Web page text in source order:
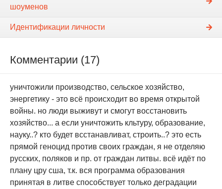
шоуменов
Идентификации личности
Комментарии (17)
уничтожили производство, сельское хозяйство,
энергетику - это всё происходит во время открытой
войны. но люди выживут и смогут восстановить
хозяйство... а если уничтожить кльтуру, образование,
науку..? кто будет всстанавливат, строить..? это есть
прямой геноцид против своих граждан, я не отделяю
русских, поляков и пр. от граждан литвы. всё идёт по
плану цру сша, т.к. вся программа образования
принятая в литве способствует только деградации